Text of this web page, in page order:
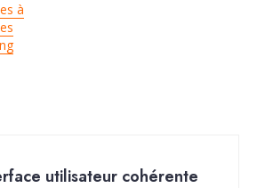
à
utilisateur cohérente